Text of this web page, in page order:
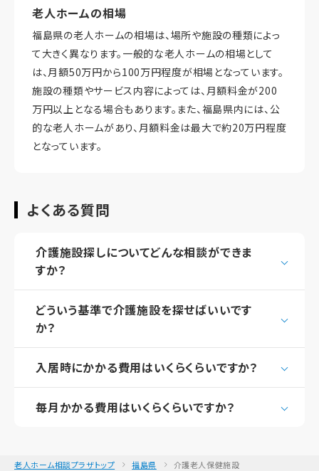
老人ホームの相場
福島県の老人ホームの相場は、場所や施設の種類によっ
て大きく異なります。一般的な老人ホームの相場として
は、月額50万円から100万円程度が相場となっています。
施設の種類やサービス内容によっては、月額料金が200
万円以上となる場合もあります。また、福島県内には、公
的な老人ホームがあり、月額料金は最大で約20万円程度
となっています。
よくある質問
介護施設探しについてどんな相談ができま
すか？
どういう基準で介護施設を探せばいいです
か？
入居時にかかる費用はいくらくらいですか？
毎月かかる費用はいくらくらいですか？
老人ホーム相談プラザトップ 福島県 介護老人保健施設